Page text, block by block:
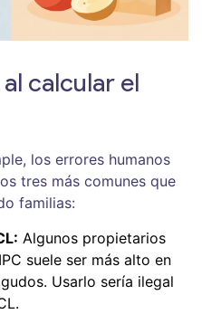
calcular el
los errores humanos
tres más comunes que
familias:
Algunos propietarios
suele ser más alto en
Usarlo sería ilegal